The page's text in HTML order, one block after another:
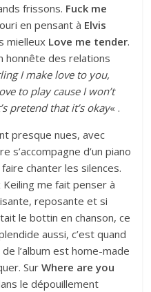
frissons. Fuck me
en pensant à Elvis
mielleux Love me tender.
honnête des relations
I make love to you,
to play cause I won’t
pretend that it’s okay« .
presque nues, avec
s’accompagne d’un piano
chanter les silences.
Keiling me fait penser à
reposante et si
le bottin en chanson, ce
aussi, c’est quand
l’album est home-made
Sur Where are you
le dépouillement